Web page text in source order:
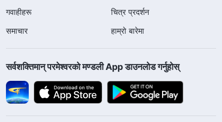
गवाहीहरू
चित्र प्रदर्शन
समाचार
हाम्रो बारेमा
सर्वशक्तिमान्‌ परमेश्‍वरको मण्डली App डाउनलोड गर्नुहोस्